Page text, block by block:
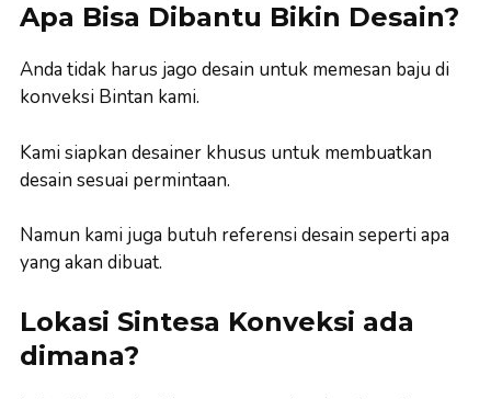
Apa Bisa Dibantu Bikin Desain?
Anda tidak harus jago desain untuk memesan baju di
konveksi Bintan kami.
Kami siapkan desainer khusus untuk membuatkan
desain sesuai permintaan.
Namun kami juga butuh referensi desain seperti apa
yang akan dibuat.
Lokasi Sintesa Konveksi ada
dimana?